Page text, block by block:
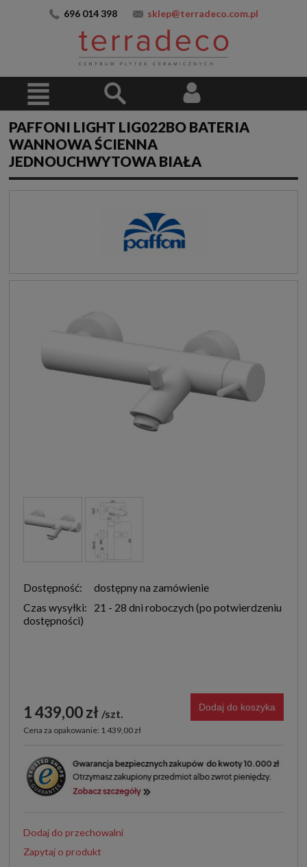
696 014 398 sklep@terradeco.com.pl
PAFFONI LIGHT LIG022BO BATERIA
WANNOWA ŚCIENNA
JEDNOUCHWYTOWA BIAŁA
Dostępność:
dostępny na zamówienie
Czas wysyłki:
21 - 28 dni roboczych
1 439,00 zł szt.
Cena za opakowanie: 1 439,00 zł
Dodaj do koszyka
Dodaj do przechowalni
Zapytaj o produkt